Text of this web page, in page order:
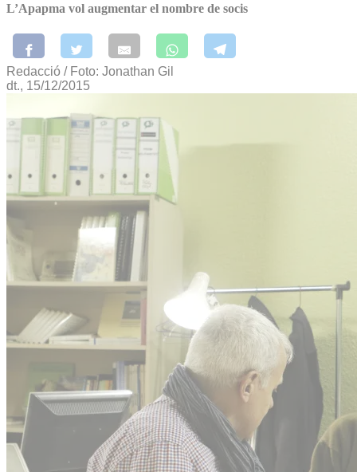
L’Apapma vol augmentar el nombre de socis
Redacció / Foto: Jonathan Gil
dt., 15/12/2015